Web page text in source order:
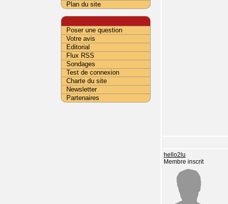
hello2lu
Membre inscrit
Plan du site
Poser une question
Votre avis
Editorial
Flux RSS
Sondages
Test de connexion
Charte du site
Newsletter
Partenaires